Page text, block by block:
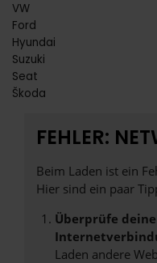
VW
Ford
Hyundai
Suzuki
Seat
Škoda
FEHLER:
Beim Laden ist ein
Hier sind ein paar
Überprüfe
Laden andere